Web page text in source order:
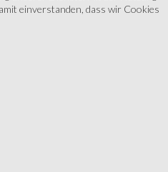
einverstanden, dass wir Cookies